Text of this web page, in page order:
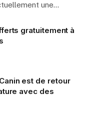
une…
gratuitement à
est de retour
avec des